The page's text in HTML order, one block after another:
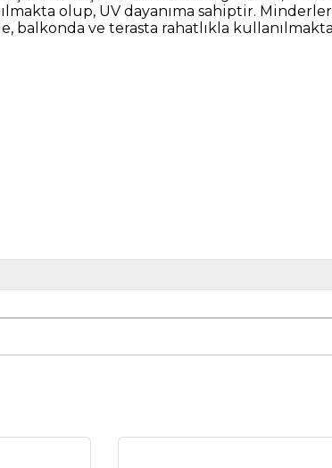
olup, UV dayanıma sahiptir.
balkonda ve terasta rahatlıkla